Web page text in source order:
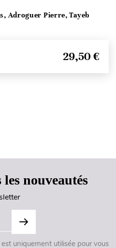
Adroguer Pierre, Tayeb
29,50 €
nouveautés
uniquement utilisée pour vous